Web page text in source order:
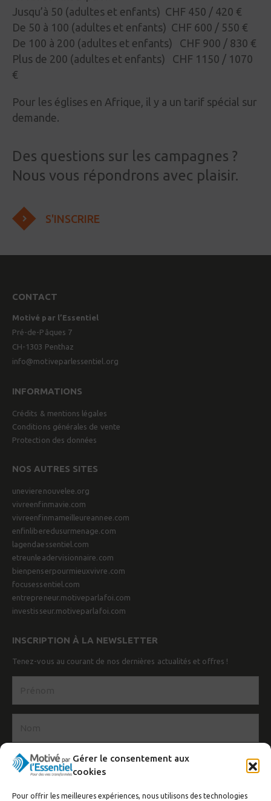
Gérer le consentement aux
cookies
Pour offrir les meilleures expériences, nous utilisons des technologies
Jusqu’à 50 (adultes et enfants) CHF 450 / 420 €
De 50 à 100 (adultes et enfants) CHF 600 / 550 €
De 100 à 200 (adultes et enfants) CHF 900 / 830 €
Plus de 200 (adultes et enfants) CHF 1150 / 1070
€
Pour les églises en Afrique, il y a un tarif spécial sur
demande.
Des questions sur les campagnes ?
Nous vous répondrons avec plaisir.
S'INSCRIRE
CONTACT
Motivé par l’Essentiel
Pré-de-Pâques 7
CH-1303 Penthaz
info@motiveparlessentiel.org
INFORMATIONS
Crédits & mentions légales
Conditions générales de vente
Protection des données
NOS AUTRES SITES
unevierenouvelee.org
vivreenfinmavie.com
vivreenfinmameilleureannee.com
enfinliberedusurmenage.com
lagendaessentiel.com
etreunleadervisionnaire.com
bienpenserpourmieuxvivre.com
focusessentiel.com
entrepreneur.motiveparlafoi.com
investisseur.motiveparlafoi.com
INSCRIPTION À LA NEWSLETTER
Tenez-vous au courant de nos dernières actualités et offres !
J’accepte de recevoir la newsletter